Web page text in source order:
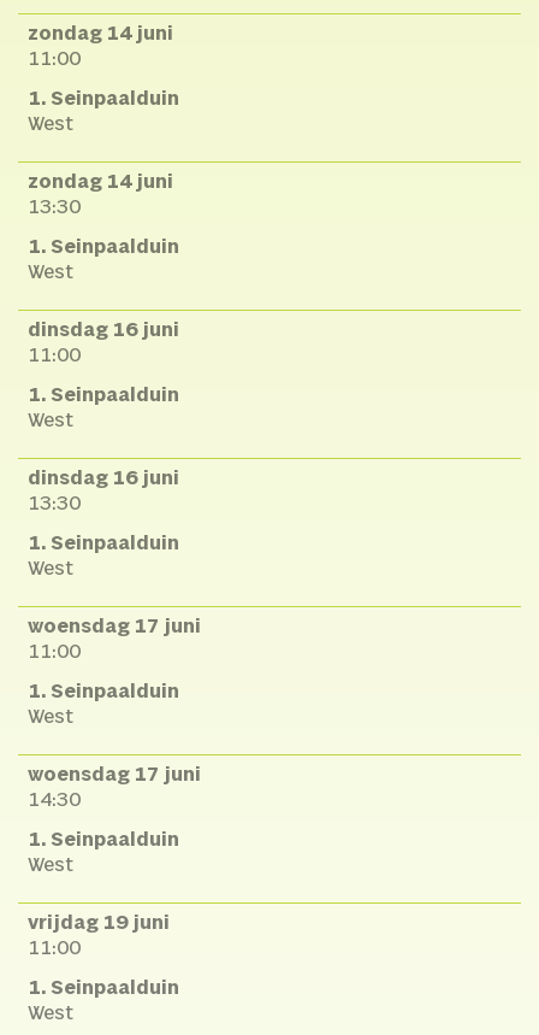
zondag 14 juni
11:00
1. Seinpaalduin
West
zondag 14 juni
13:30
1. Seinpaalduin
West
dinsdag 16 juni
11:00
1. Seinpaalduin
West
dinsdag 16 juni
13:30
1. Seinpaalduin
West
woensdag 17 juni
11:00
1. Seinpaalduin
West
woensdag 17 juni
14:30
1. Seinpaalduin
West
vrijdag 19 juni
11:00
1. Seinpaalduin
West